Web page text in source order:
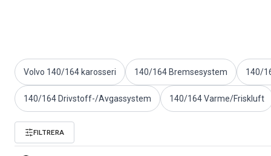
Amazon Karosseri
Amazon Bremsesystem
Amazon Kjølesystem
Amazon Elektrisk Anlegg
Amazon motordeler
Amazon motorregulering
Amazon drivstoff-/eksosanlegg
Volvo 140/164 karosseri 140/164 Bremsesystem 140/
140/164 Drivstoff-/Avgassystem 140/164 Varme/Friskluft
FILTRERA